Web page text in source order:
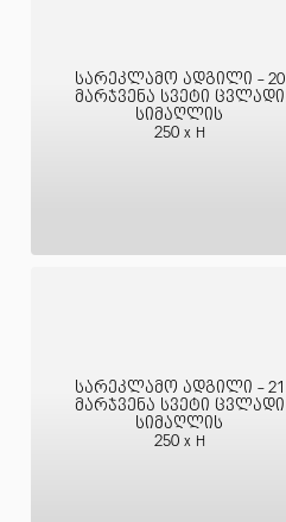
სარეკლამო ადგილი - 20
მარჯვენა სვეტი ცვლადი
სიმაღლის
250 x H
სარეკლამო ადგილი - 21
მარჯვენა სვეტი ცვლადი
სიმაღლის
250 x H